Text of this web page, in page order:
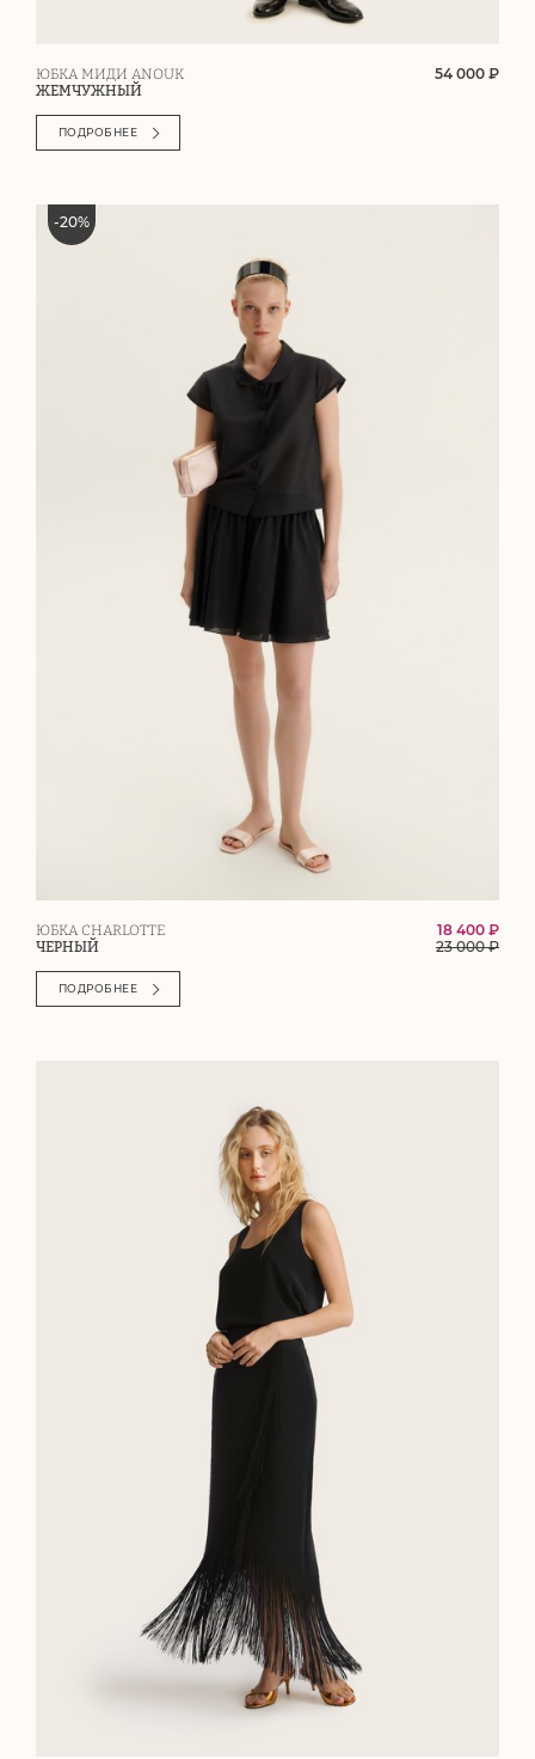
ЮБКА МИДИ ANOUK
ЖЕМЧУЖНЫЙ
54 000 ₽
ПОДРОБНЕЕ
-20%
ЮБКА CHARLOTTE
ЧЕРНЫЙ
18 400 ₽
23 000₽
ПОДРОБНЕЕ